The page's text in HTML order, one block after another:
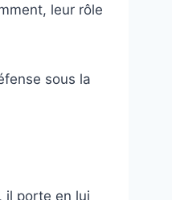
leur rôle
sous la
il porte en lui